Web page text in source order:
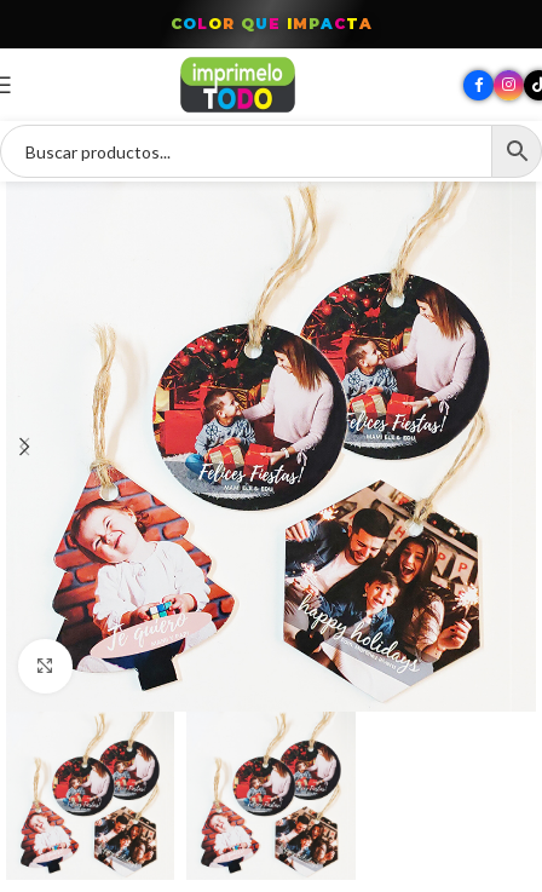
COLOR QU E IM PACTA
Clic para ampliar